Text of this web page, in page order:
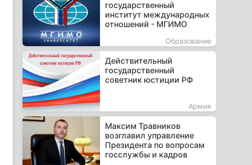
государственный
институт международных
отношений - МГИМО
Образование
Действительный
государственный
советник юстиции РФ
Армия
Максим Травников
возглавил управление
Президента по вопросам
госслужбы и кадров